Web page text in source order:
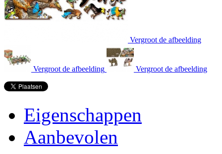
Vergroot de afbeelding
Vergroot de afbeelding Vergroot de afbeelding
Eigenschappen
Aanbevolen